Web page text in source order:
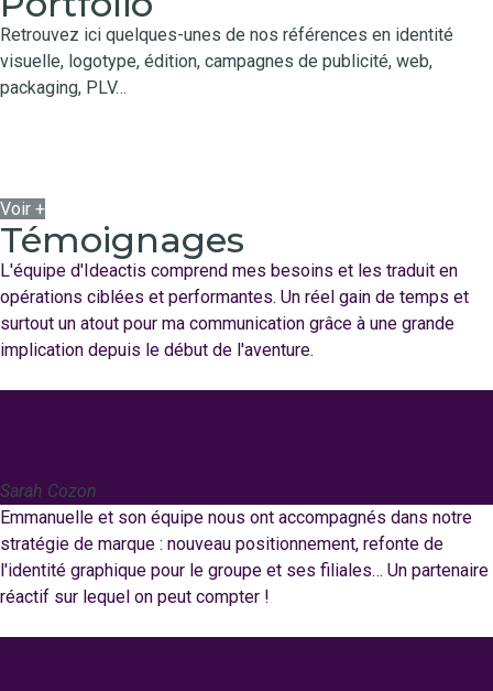
Retrouvez ici quelques-unes de nos références en identité
visuelle, logotype, édition, campagnes de publicité, web,
packaging, PLV…
Voir +
Témoignages
L'équipe d'Ideactis comprend mes besoins et les traduit en
opérations ciblées et performantes. Un réel gain de temps et
surtout un atout pour ma communication grâce à une grande
implication depuis le début de l'aventure.
Sarah Cozon
Emmanuelle et son équipe nous ont accompagnés dans notre
stratégie de marque : nouveau positionnement, refonte de
l'identité graphique pour le groupe et ses filiales… Un partenaire
réactif sur lequel on peut compter !